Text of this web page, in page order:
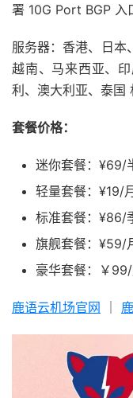
署 10G Port BGP 入
服务器：香港、日本
越南、马来西亚、
利、澳大利亚、泰国
套餐价格：
迷你套餐：¥69/
轻量套餐：¥19/
标准套餐：¥86/
旗舰套餐：¥59/
豪华套餐：￥
鹿语云机场官网